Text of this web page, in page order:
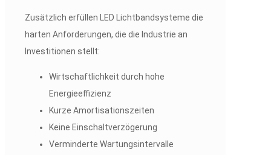
Zusätzlich erfüllen LED Lichtbandsysteme die
harten Anforderungen, die die Industrie an
Investitionen stellt:
Wirtschaftlichkeit durch hohe
Energieeffizienz
Kurze Amortisationszeiten
Keine Einschaltverzögerung
Verminderte Wartungsintervalle